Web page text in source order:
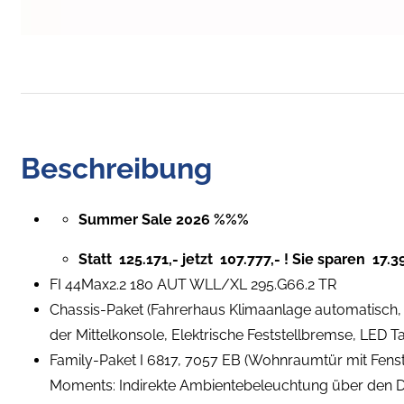
Beschreibung
Summer Sale 2026 %%%
Statt  125.171,- jetzt  107.777,- ! Sie sparen 
FI 44Max2.2 180 AUT WLL/XL 295.G66.2 TR
Chassis-Paket (Fahrerhaus Klimaanlage
der Mittelkonsole, Elektrische Feststellbremse, LED
Family-Paket I 6817, 7057 EB (Wohnraumtür mit
Moments: Indirekte Ambientebeleuchtung über den